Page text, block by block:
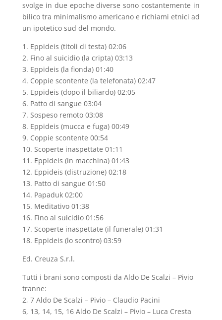
svolge in due epoche diverse sono costantemente in
bilico tra minimalismo americano e richiami etnici ad
un ipotetico sud del mondo.
1. Eppideis (titoli di testa) 02:06
2. Fino al suicidio (la cripta) 03:13
3. Eppideis (la fionda) 01:40
4. Coppie scontente (la telefonata) 02:47
5. Eppideis (dopo il biliardo) 02:05
6. Patto di sangue 03:04
7. Sospeso remoto 03:08
8. Eppideis (mucca e fuga) 00:49
9. Coppie scontente 00:54
10. Scoperte inaspettate 01:11
11. Eppideis (in macchina) 01:43
12. Eppideis (distruzione) 02:18
13. Patto di sangue 01:50
14. Papaduk 02:00
15. Meditativo 01:38
16. Fino al suicidio 01:56
17. Scoperte inaspettate (il funerale) 01:31
18. Eppideis (lo scontro) 03:59
Ed. Creuza S.r.l.
Tutti i brani sono composti da Aldo De Scalzi – Pivio
tranne:
2, 7 Aldo De Scalzi – Pivio – Claudio Pacini
6, 13, 14, 15, 16 Aldo De Scalzi – Pivio – Luca Cresta